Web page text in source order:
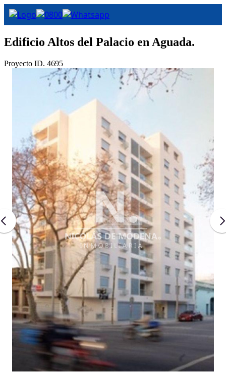
Edificio Altos del Palacio en Aguada.
Proyecto ID. 4695